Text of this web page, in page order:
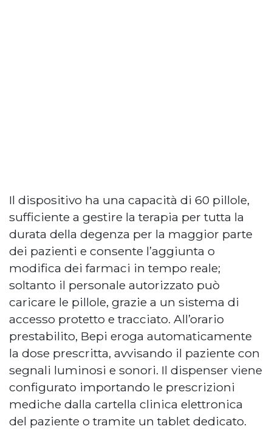
Il dispositivo ha una capacità di 60 pillole,
sufficiente a gestire la terapia per tutta la
durata della degenza per la maggior parte
dei pazienti e consente l’aggiunta o
modifica dei farmaci in tempo reale;
soltanto il personale autorizzato può
caricare le pillole, grazie a un sistema di
accesso protetto e tracciato. All’orario
prestabilito, Bepi eroga automaticamente
la dose prescritta, avvisando il paziente con
segnali luminosi e sonori. Il dispenser viene
configurato importando le prescrizioni
mediche dalla cartella clinica elettronica
del paziente o tramite un tablet dedicato.